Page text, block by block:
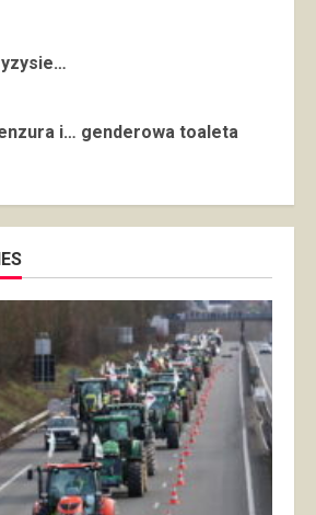
i… genderowa toaleta